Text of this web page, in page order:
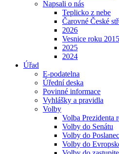
Napsali o nás
Teplicko z nebe
Čarovné České
2026
Vesnice roku 2015
2025
2024
Úřad
E-podatelna
Úřední deska
Povinné informace
Vyhlášky a pravidla
Volby
Volba Prezidenta
Volby do Senátu
Volby do
Volby do